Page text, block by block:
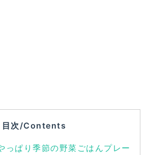
目次/Contents
っぱり季節の野菜ごはんプレー